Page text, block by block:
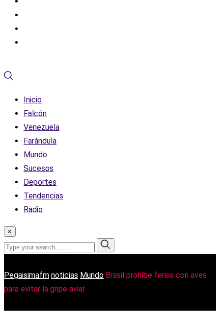
Inicio
Falcón
Venezuela
Farándula
Mundo
Sucesos
Deportes
Tendencias
Radio
×
Pegaisimafm noticias Mundo Brasil prohíbe ferias con aves
para evitar la gripe aviar